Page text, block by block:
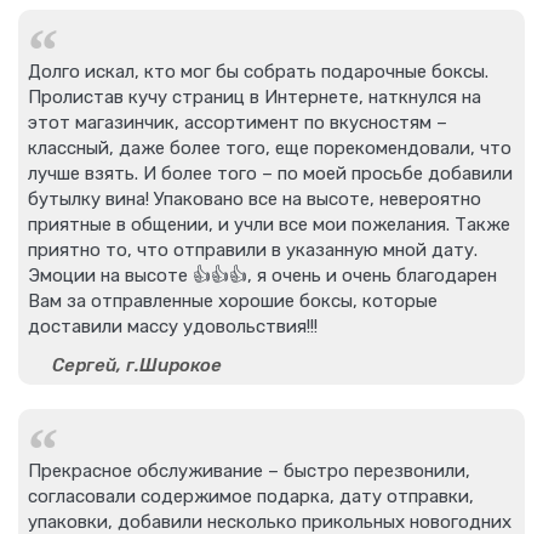
Долго искал, кто мог бы собрать подарочные боксы.
Пролистав кучу страниц в Интернете, наткнулся на
этот магазинчик, ассортимент по вкусностям –
классный, даже более того, еще порекомендовали, что
лучше взять. И более того – по моей просьбе добавили
бутылку вина! Упаковано все на высоте, невероятно
приятные в общении, и учли все мои пожелания. Также
приятно то, что отправили в указанную мной дату.
Эмоции на высоте 👍👍👍, я очень и очень благодарен
Вам за отправленные хорошие боксы, которые
доставили массу удовольствия!!!
Сергей, г.Широкое
Прекрасное обслуживание – быстро перезвонили,
согласовали содержимое подарка, дату отправки,
упаковки, добавили несколько прикольных новогодних